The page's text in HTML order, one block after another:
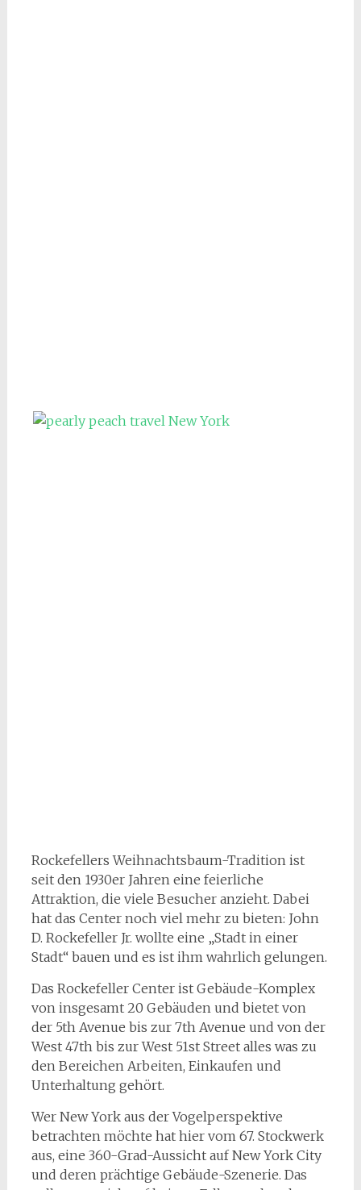
Rockefellers Weihnachtsbaum-Tradition ist
seit den 1930er Jahren eine feierliche
Attraktion, die viele Besucher anzieht. Dabei
hat das Center noch viel mehr zu bieten: John
D. Rockefeller Jr. wollte eine „Stadt in einer
Stadt“ bauen und es ist ihm wahrlich gelungen.
Das Rockefeller Center ist Gebäude-Komplex
von insgesamt 20 Gebäuden und bietet von
der 5th Avenue bis zur 7th Avenue und von der
West 47th bis zur West 51st Street alles was zu
den Bereichen Arbeiten, Einkaufen und
Unterhaltung gehört.
Wer New York aus der Vogelperspektive
betrachten möchte hat hier vom 67. Stockwerk
aus, eine 360-Grad-Aussicht auf New York City
und deren prächtige Gebäude-Szenerie. Das